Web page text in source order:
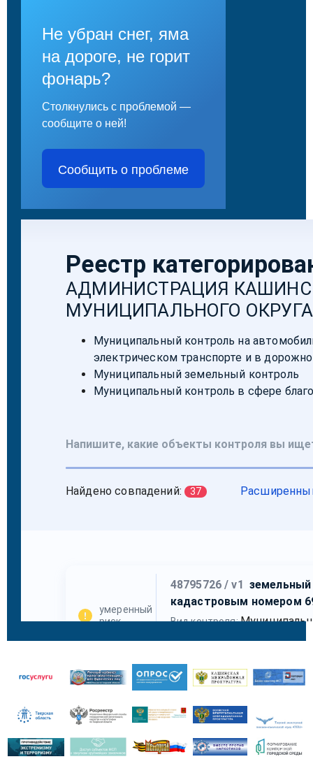
Не убран снег, яма
на дороге, не горит
фонарь?
Столкнулись с проблемой —
сообщите о ней!
Сообщить о проблеме